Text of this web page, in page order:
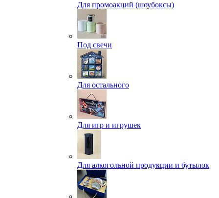
Для промоакций (шоубоксы)
Под свечи
Для остального
Для игр и игрушек
Для алкогольной продукции и бутылок